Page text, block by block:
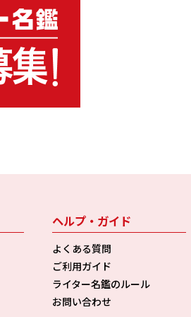
ヘルプ・ガイド
よくある質問
ご利用ガイド
ライター名鑑のルール
お問い合わせ